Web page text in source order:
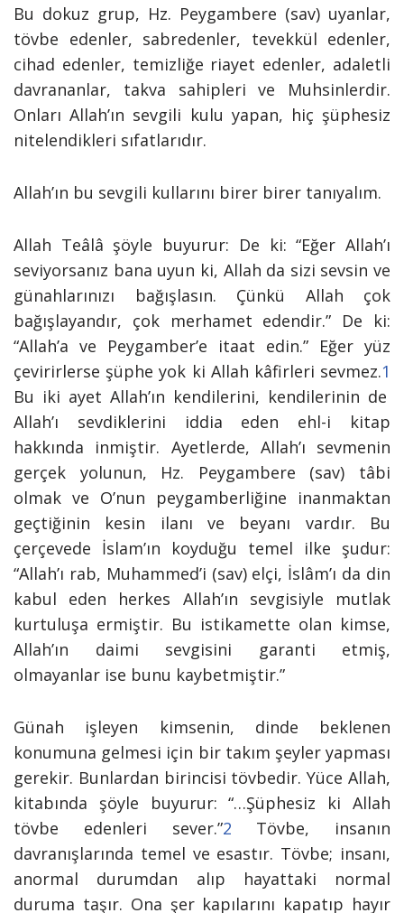
Bu dokuz grup, Hz. Peygambere (sav) uyanlar,
tövbe edenler, sabredenler, tevekkül edenler,
cihad edenler, temizliğe riayet edenler, adaletli
davrananlar, takva sahipleri ve Muhsinlerdir.
Onları Allah’ın sevgili kulu yapan, hiç şüphesiz
nitelendikleri sıfatlarıdır.
Allah’ın bu sevgili kullarını birer birer tanıyalım.
Allah Teâlâ şöyle buyurur: De ki: “Eğer Allah’ı
seviyorsanız bana uyun ki, Allah da sizi sevsin ve
günahlarınızı bağışlasın. Çünkü Allah çok
bağışlayandır, çok merhamet edendir.” De ki:
“Allah’a ve Peygamber’e itaat edin.” Eğer yüz
çevirirlerse şüphe yok ki Allah kâfirleri sevmez.1
Bu iki ayet Allah’ın kendilerini, kendilerinin de
Allah’ı sevdiklerini iddia eden ehl-i kitap
hakkında inmiştir. Ayetlerde, Allah’ı sevmenin
gerçek yolunun, Hz. Peygambere (sav) tâbi
olmak ve O’nun peygamberliğine inanmaktan
geçtiğinin kesin ilanı ve beyanı vardır. Bu
çerçevede İslam’ın koyduğu temel ilke şudur:
“Allah’ı rab, Muhammed’i (sav) elçi, İslâm’ı da din
kabul eden herkes Allah’ın sevgisiyle mutlak
kurtuluşa ermiştir. Bu istikamette olan kimse,
Allah’ın daimi sevgisini garanti etmiş,
olmayanlar ise bunu kaybetmiştir.”
Günah işleyen kimsenin, dinde beklenen
konumuna gelmesi için bir takım şeyler yapması
gerekir. Bunlardan birincisi tövbedir. Yüce Allah,
kitabında şöyle buyurur: “…Şüphesiz ki Allah
tövbe edenleri sever.”2 Tövbe, insanın
davranışlarında temel ve esastır. Tövbe; insanı,
anormal durumdan alıp hayattaki normal
duruma taşır. Ona şer kapılarını kapatıp hayır